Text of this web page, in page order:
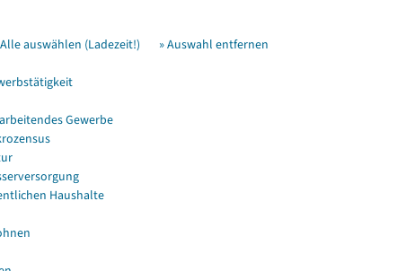
auswählen (Ladezeit!) » Auswahl entfernen
Gewerbe
Haushalte